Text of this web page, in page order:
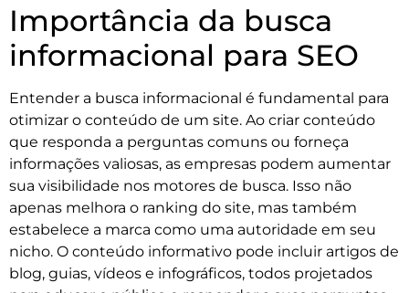
Importância da busca
informacional para SEO
Entender a busca informacional é fundamental para
otimizar o conteúdo de um site. Ao criar conteúdo
que responda a perguntas comuns ou forneça
informações valiosas, as empresas podem aumentar
sua visibilidade nos motores de busca. Isso não
apenas melhora o ranking do site, mas também
estabelece a marca como uma autoridade em seu
nicho. O conteúdo informativo pode incluir artigos de
blog, guias, vídeos e infográficos, todos projetados